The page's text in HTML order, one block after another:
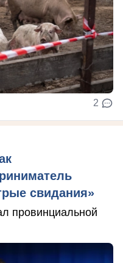
2
свидания»
провинциальной